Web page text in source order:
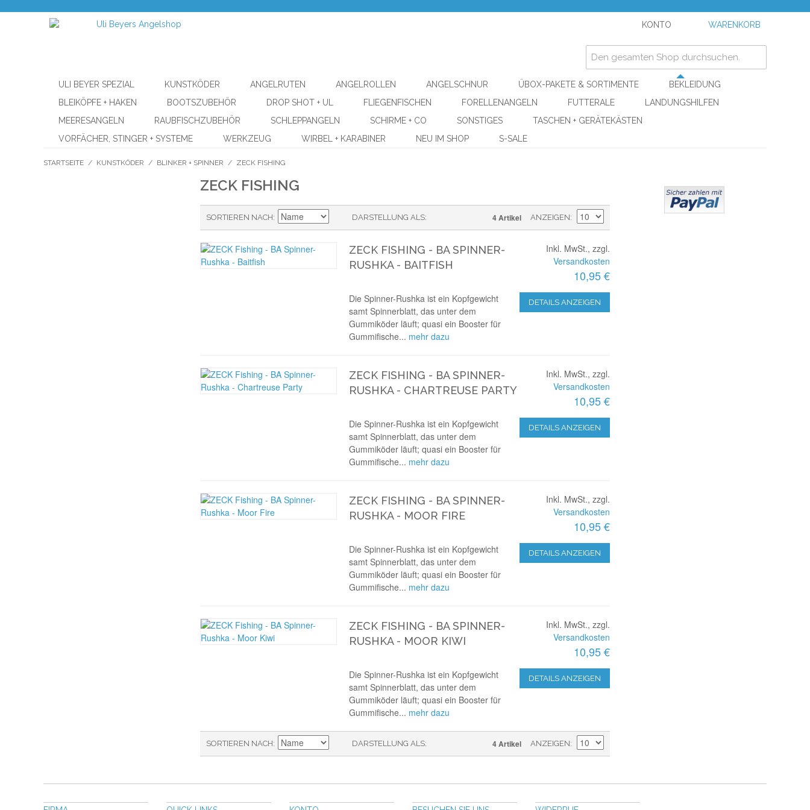
KONTO WARENKORB
ULI BEYER SPEZIAL KUNSTKÖDER ANGELRUTEN ANGELROLLEN ANGELSCHNUR ÜBOX-PAKETE & SORTIMENTE
BEKLEIDUNG
BLEIKÖPFE + HAKEN
BOOTSZUBEHÖR DROP SHOT + UL FLIEGENFISCHEN FORELLENANGELN FUTTERALE
LANDUNGSHILFEN
MEERESANGELN
RAUBFISCHZUBEHÖR SCHLEPPANGELN SCHIRME + CO SONSTIGES
TASCHEN + GERÄTEKÄSTEN
VORFÄCHER, STINGER + SYSTEME
WERKZEUG WIRBEL + KARABINER NEU IM SHOP S-SALE
STARTSEITE / KUNSTKÖDER / BLINKER + SPINNER / ZECK FISHING
ZECK FISHING
DARSTELLUNG ALS
SORTIEREN NACH 4 Artikel ANZEIGEN
ZECK FISHING - BA SPINNER-
RUSHKA - BAITFISH
Inkl. MwSt., zzgl.
Versandkosten
10,95 €
DETAILS ANZEIGEN
Die Spinner-Rushka ist ein Kopfgewicht
samt Spinnerblatt, das unter dem
Gummiköder läuft; quasi ein Booster für
Gummifische... mehr dazu
ZECK FISHING - BA SPINNER-
RUSHKA - CHARTREUSE PARTY
Inkl. MwSt., zzgl.
Versandkosten
10,95 €
DETAILS ANZEIGEN
Die Spinner-Rushka ist ein Kopfgewicht
samt Spinnerblatt, das unter dem
Gummiköder läuft; quasi ein Booster für
Gummifische... mehr dazu
ZECK FISHING - BA SPINNER-
RUSHKA - MOOR FIRE
Inkl. MwSt., zzgl.
Versandkosten
10,95 €
DETAILS ANZEIGEN
Die Spinner-Rushka ist ein Kopfgewicht
samt Spinnerblatt, das unter dem
Gummiköder läuft; quasi ein Booster für
Gummifische... mehr dazu
ZECK FISHING - BA SPINNER-
RUSHKA - MOOR KIWI
Inkl. MwSt., zzgl.
Versandkosten
10,95 €
DETAILS ANZEIGEN
Die Spinner-Rushka ist ein Kopfgewicht
samt Spinnerblatt, das unter dem
Gummiköder läuft; quasi ein Booster für
Gummifische... mehr dazu
DARSTELLUNG ALS
SORTIEREN NACH 4 Artikel ANZEIGEN